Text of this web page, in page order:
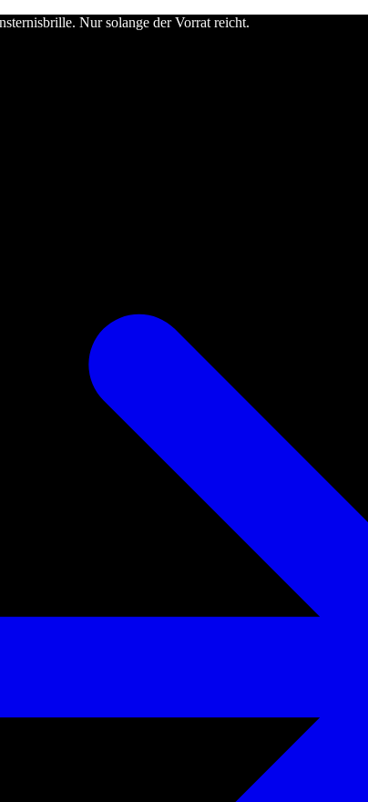
Nur solange der Vorrat reicht.